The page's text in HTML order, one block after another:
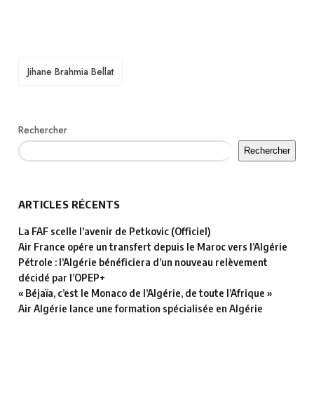
TAGS
Jihane Brahmia Bellat
Rechercher
Rechercher
ARTICLES RÉCENTS
La FAF scelle l’avenir de Petkovic (Officiel)
Air France opére un transfert depuis le Maroc vers l’Algérie
Pétrole : l’Algérie bénéficiera d’un nouveau relèvement
décidé par l’OPEP+
« Béjaïa, c’est le Monaco de l’Algérie, de toute l’Afrique »
Air Algérie lance une formation spécialisée en Algérie